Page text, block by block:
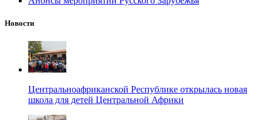
Новости
Центральноафриканской Республике открылась новая
школа для детей Центральной Африки